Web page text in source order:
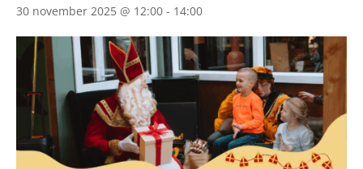
30 november 2025 @ 12:00 - 14:00